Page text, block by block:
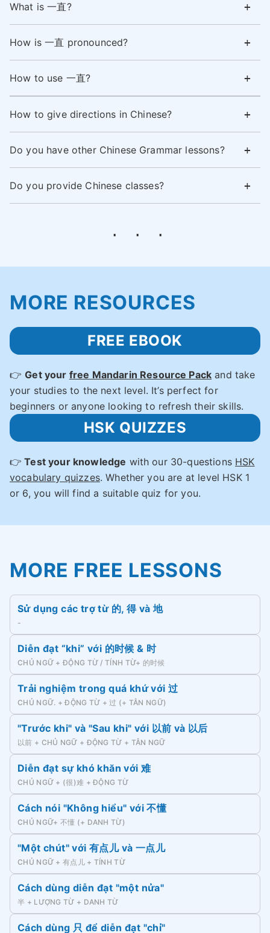
What is 一直?
How is 一直 pronounced?
How to use 一直?
How to give directions in Chinese?
Do you have other Chinese Grammar lessons?
Do you provide Chinese classes?
MORE RESOURCES
FREE EBOOK
👉Get your free Mandarin Resource Pack and take
your studies to the next level. It’s perfect for
beginners or anyone looking to refresh their skills.
HSK QUIZZES
👉 Test your knowledge with our 30-questions HSK
vocabulary quizzes. Whether you are at level HSK 1
or 6, you will find a suitable quiz for you.
MORE FREE LESSONS
Sử dụng các trợ từ 的, 得 và 地
-
Diễn đạt “khi” với 的时候 & 时
CHỦ NGỮ + ĐỘNG TỪ / TÍNH TỪ+ 的时候
Trải nghiệm trong quá khứ với 过
CHỦ NGỮ. + ĐỘNG TỪ + 过 (+ TÂN NGỮ)
"Trước khi" và "Sau khi" với 以前 và 以后
以前 + CHỦ NGỮ + ĐỘNG TỪ + TÂN NGỮ
Diễn đạt sự khó khăn với 难
CHỦ NGỮ + (很)难 + ĐỘNG TỪ
Cách nói "Không hiểu" với 不懂
CHỦ NGỮ+ 不懂 (+ DANH TỪ)
"Một chút" với 有点儿 và 一点儿
CHỦ NGỮ + 有点儿 + TÍNH TỪ
Cách dùng diễn đạt "một nửa"
半 + LƯỢNG TỪ + DANH TỪ
Cách dùng 只 để diễn đạt "chỉ"